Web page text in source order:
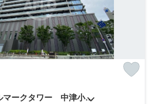
ザ・セントラルマークタワー 中津小学校区